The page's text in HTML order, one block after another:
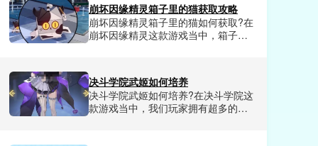
药剂制作方法教程，可以让玩家轻松
掌握制作方法技巧，需要的玩家赶紧
来小编这里了解一下。
崩坏因缘精灵箱子里的猫获取攻略
崩坏因缘精灵箱子里的猫如何获取?在
崩坏因缘精灵这款游戏当中，箱子里
解锁。不知道怎么获得的玩家具体的
方法小编这里都给大家详细介绍了，
感兴趣的小伙伴们赶紧来看看吧。
决斗学院武姬如何培养
决斗学院武姬如何培养?在决斗学院这
款游戏当中，我们玩家拥有超多的武